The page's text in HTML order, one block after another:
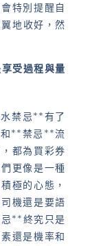
特別提醒自
地收好，然
受過程與量
禁忌**有了
**禁忌**流
都為買彩券
更像是一種
極的心態，
機還是要語
**終究只是
還是機率和